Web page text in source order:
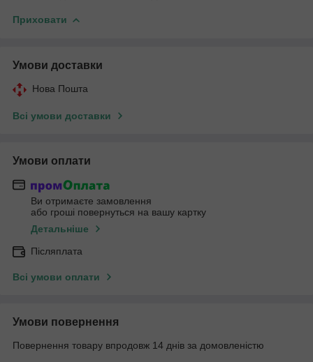
Приховати
Умови доставки
Нова Пошта
Всі умови доставки
Умови оплати
Ви отримаєте замовлення
або гроші повернуться на вашу картку
Детальніше
Післяплата
Всі умови оплати
Умови повернення
Повернення товару впродовж 14 днів за домовленістю